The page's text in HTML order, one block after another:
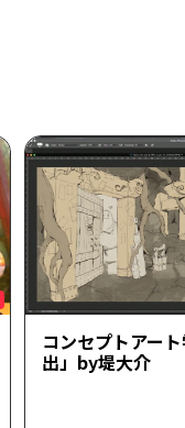
コンセプトアー
出」by堤大介